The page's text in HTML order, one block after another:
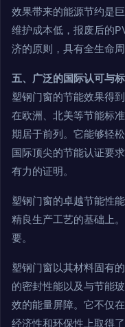
效果带来的能源节约是
维护成本低，报废后的
济的原则，具有全生命周
五、广泛的国际认可与
塑钢门窗的节能效果得
在欧洲、北美等节能标
期居于前列。它能够轻
国际顶尖的节能认证要
有力的证明。
塑钢门窗的卓越节能性
精良生产工艺的基础上
要。
塑钢门窗以其材料固有
的密封性能以及与节能
效的能量屏障。它不仅
经济性和环保性上取得